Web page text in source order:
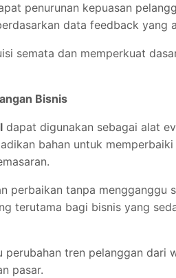
penurunan kepuasan
data feedback yang
semata dan memperkuat
Bisnis
dapat digunakan sebagai alat
bahan untuk memperbaiki
perbaikan tanpa mengganggu
terutama bagi bisnis yang
tren pelanggan dari
pasar.